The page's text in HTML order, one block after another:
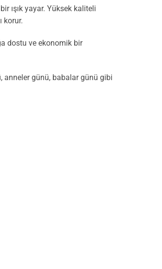
ışık yayar. Yüksek kaliteli
korur.
dostu ve ekonomik bir
anneler günü, babalar günü gibi